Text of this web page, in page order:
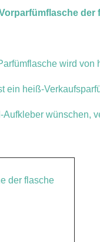
der
wird von
heiß-
der flasche